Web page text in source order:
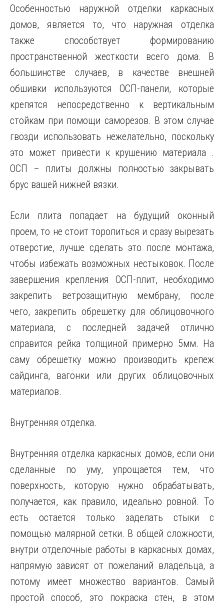
Особенностью наружной отделки каркасных
домов, является то, что наружная отделка
также способствует формированию
пространственной жесткости всего дома. В
большинстве случаев, в качестве внешней
обшивки используются ОСП-панели, которые
крепятся непосредственно к вертикальным
стойкам при помощи саморезов. В этом случае
гвозди использовать нежелательно, поскольку
это может привести к крушению материала .
ОСП – плиты должны полностью закрывать
брус вашей нижней вязки.
Если плита попадает на будущий оконный
проем, то не стоит торопиться и сразу вырезать
отверстие, лучше сделать это после монтажа,
чтобы избежать возможных нестыковок. После
завершения крепления ОСП-плит, необходимо
закрепить ветрозащитную мембрану, после
чего, закрепить обрешетку для облицовочного
материала, с последней задачей отлично
справится рейка толщиной примерно 5мм. На
саму обрешетку можно производить крепеж
сайдинга, вагонки или других облицовочных
материалов.
Внутренняя отделка.
Внутренняя отделка каркасных домов, если они
сделанные по уму, упрощается тем, что
поверхность, которую нужно обрабатывать,
получается, как правило, идеально ровной. То
есть остается только заделать стыки с
помощью малярной сетки. В общей сложности,
внутри отделочные работы в каркасных домах,
напрямую зависят от пожеланий владельца, а
потому имеет множество вариантов. Самый
простой способ, это покраска стен, в этом